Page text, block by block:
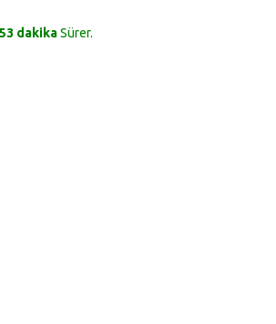
dakikaSürer.